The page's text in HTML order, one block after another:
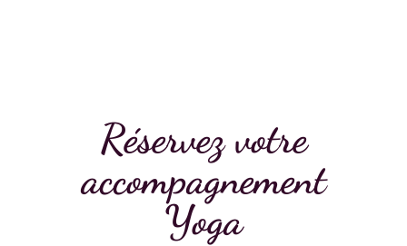
Réservez votre
accompagnement
Yoga